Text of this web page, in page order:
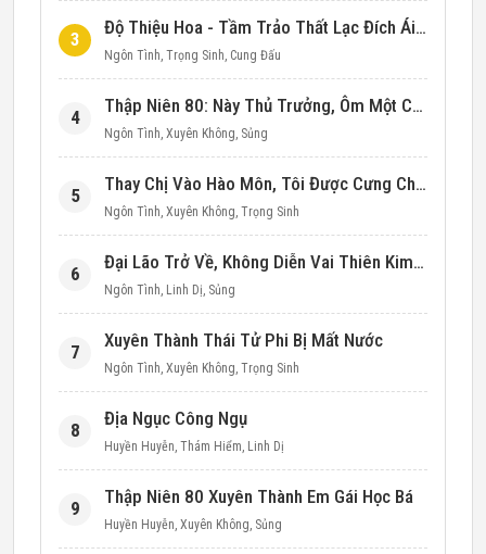
3
Độ Thiệu Hoa - Tầm Trảo Thất Lạc Đích Ái Tình
Ngôn Tình, Trọng Sinh, Cung Đấu
4
Thập Niên 80: Này Thủ Trưởng, Ôm Một Cái Đi!
Ngôn Tình, Xuyên Không, Sủng
5
Thay Chị Vào Hào Môn, Tôi Được Cưng Chiều Hết Mực (Thập Niên 90)
Ngôn Tình, Xuyên Không, Trọng Sinh
6
Đại Lão Trở Về, Không Diễn Vai Thiên Kim Giả Nữa
Ngôn Tình, Linh Dị, Sủng
7
Xuyên Thành Thái Tử Phi Bị Mất Nước
Ngôn Tình, Xuyên Không, Trọng Sinh
8
Địa Ngục Công Ngụ
Huyền Huyễn, Thám Hiểm, Linh Dị
9
Thập Niên 80 Xuyên Thành Em Gái Học Bá
Huyền Huyễn, Xuyên Không, Sủng